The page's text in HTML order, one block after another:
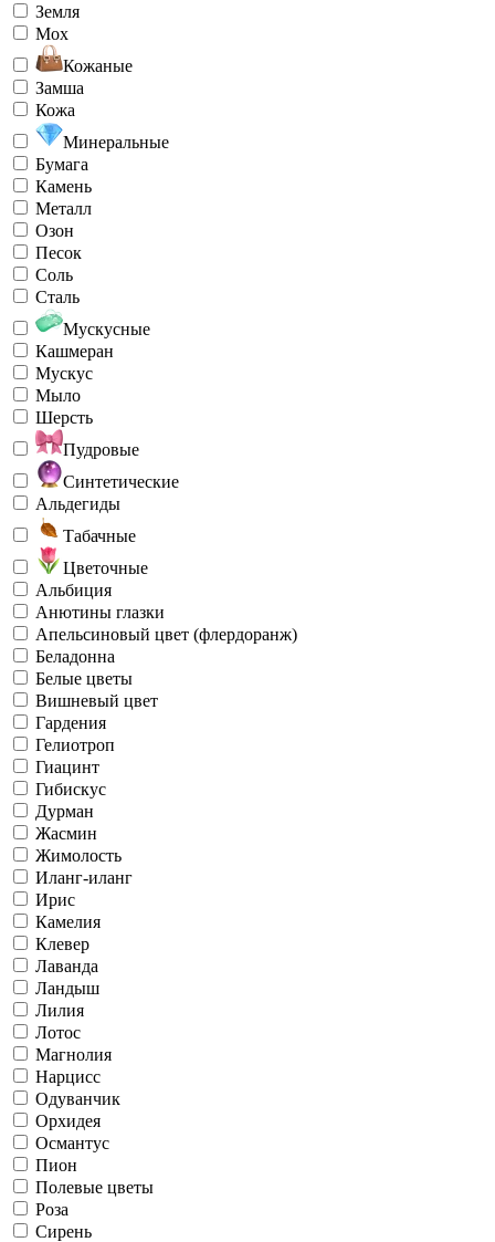
Земля
Мох
Кожаные
Замша
Кожа
Минеральные
Бумага
Камень
Металл
Озон
Песок
Соль
Сталь
Мускусные
Кашмеран
Мускус
Мыло
Шерсть
Пудровые
Синтетические
Альдегиды
Табачные
Цветочные
Альбиция
Анютины глазки
Апельсиновый цвет (флердоранж)
Беладонна
Белые цветы
Вишневый цвет
Гардения
Гелиотроп
Гиацинт
Гибискус
Дурман
Жасмин
Жимолость
Иланг-иланг
Ирис
Камелия
Клевер
Лаванда
Ландыш
Лилия
Лотос
Магнолия
Нарцисс
Одуванчик
Орхидея
Османтус
Пион
Полевые цветы
Роза
Сирень